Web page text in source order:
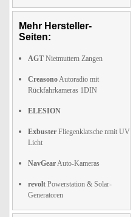
Mehr Hersteller-
Seiten:
AGT Nietmuttern Zangen
CreasonoAutoradio mit
Rückfahrkameras 1DIN
ELESION
Exbuster Fliegenklatsche nmit UV
Licht
NavGearAuto-Kameras
revolt Powerstation & Solar-
Generatoren